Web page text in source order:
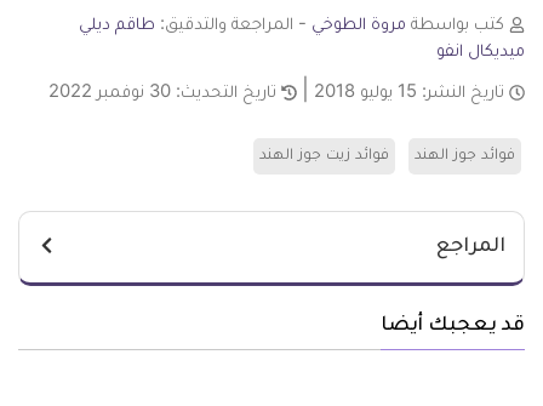
كتب بواسطة مروة الطوخي - المراجعة والتدقيق: طاقم ديلي
ميديكال انفو
تاريخ النشر: 15 يوليو 2018 تاريخ التحديث: 30 نوفمبر 2022
فوائد جوز الهند فوائد زيت جوز الهند
المراجع
قد يعجبك أيضا